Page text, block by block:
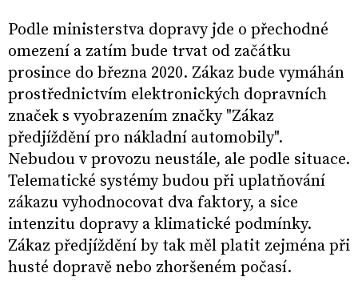
Podle ministerstva dopravy jde o přechodné
omezení a zatím bude trvat od začátku
prosince do března 2020. Zákaz bude vymáhán
prostřednictvím elektronických dopravních
značek s vyobrazením značky "Zákaz
předjíždění pro nákladní automobily".
Nebudou v provozu neustále, ale podle situace.
Telematické systémy budou při uplatňování
zákazu vyhodnocovat dva faktory, a sice
intenzitu dopravy a klimatické podmínky.
Zákaz předjíždění by tak měl platit zejména při
husté dopravě nebo zhoršeném počasí.